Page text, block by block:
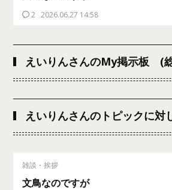
2 2026.06.27 14:58
えいりんさんのMy掲示板 (
えいりんさんのトピックに対
雑談・挨拶
文鳥なのですが